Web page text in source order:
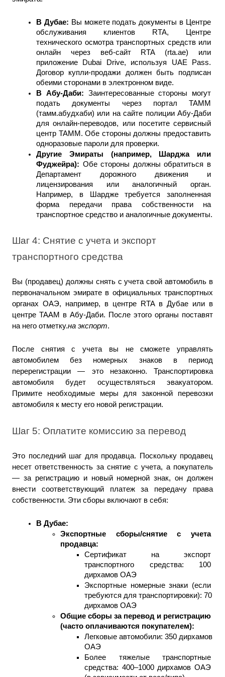
В Дубае: Вы можете подать документы в Центре
обслуживания клиентов RTA, Центре
технического осмотра транспортных средств или
онлайн через веб-сайт RTA (rta.ae) или
приложение Dubai Drive, используя UAE Pass.
Договор купли-продажи должен быть подписан
обеими сторонами в электронном виде.
В Абу-Даби: Заинтересованные стороны могут
подать документы через портал TAMM
(тамм.абудхаби) или на сайте полиции Абу-Даби
для онлайн-переводов, или посетите сервисный
центр TAMM. Обе стороны должны предоставить
одноразовые пароли для проверки.
Другие Эмираты (например, Шарджа или
Фуджейра): Обе стороны должны обратиться в
Департамент дорожного движения и
лицензирования или аналогичный орган.
Например, в Шардже требуется заполненная
форма передачи права собственности на
транспортное средство и аналогичные документы.
Шаг 4: Снятие с учета и экспорт
транспортного средства
Вы (продавец) должны снять с учета свой автомобиль в
первоначальном эмирате в официальных транспортных
органах ОАЭ, например, в центре RTA в Дубае или в
центре TAAM в Абу-Даби. После этого органы поставят
на него отметку.на экспорт.
После снятия с учета вы не сможете управлять
автомобилем без номерных знаков в период
перерегистрации — это незаконно. Транспортировка
автомобиля будет осуществляться эвакуатором.
Примите необходимые меры для законной перевозки
автомобиля к месту его новой регистрации.
Шаг 5: Оплатите комиссию за перевод
Это последний шаг для продавца. Поскольку продавец
несет ответственность за снятие с учета, а покупатель
— за регистрацию и новый номерной знак, он должен
внести соответствующий платеж за передачу права
собственности. Эти сборы включают в себя:
В Дубае:
Экспортные сборы/снятие с учета
продавца:
Сертификат на экспорт
транспортного средства: 100
дирхамов ОАЭ
Экспортные номерные знаки (если
требуются для транспортировки): 70
дирхамов ОАЭ
Общие сборы за перевод и регистрацию
(часто оплачиваются покупателем):
Легковые автомобили: 350 дирхамов
ОАЭ
Более тяжелые транспортные
средства: 400–1000 дирхамов ОАЭ